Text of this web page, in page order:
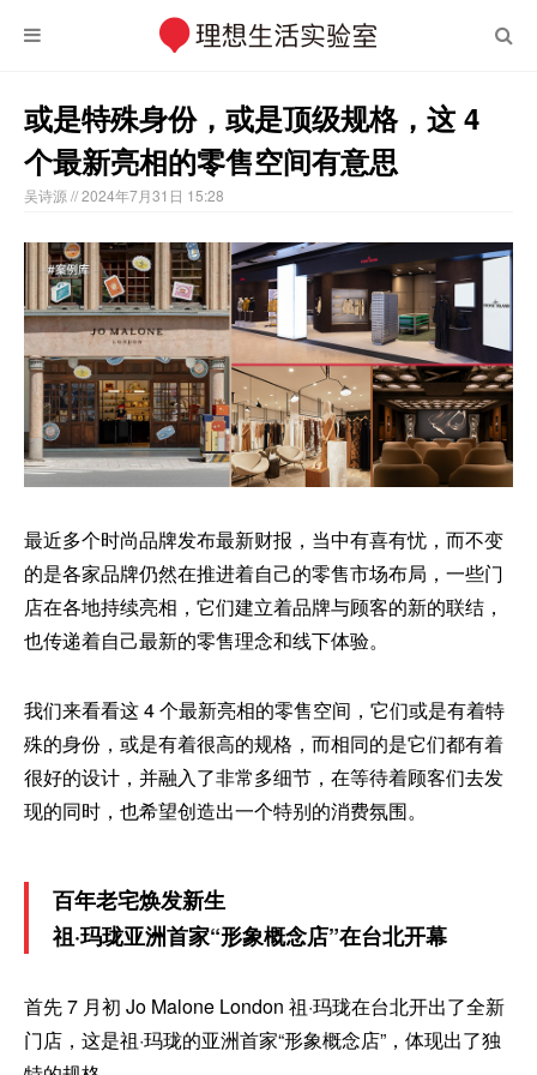
或是特殊身份，或是顶级规格，这 4
个最新亮相的零售空间有意思
吴诗源 // 2024年7月31日 15:28
最近多个时尚品牌发布最新财报，当中有喜有忧，而不变
的是各家品牌仍然在推进着自己的零售市场布局，一些门
店在各地持续亮相，它们建立着品牌与顾客的新的联结，
也传递着自己最新的零售理念和线下体验。
我们来看看这 4 个最新亮相的零售空间，它们或是有着特
殊的身份，或是有着很高的规格，而相同的是它们都有着
很好的设计，并融入了非常多细节，在等待着顾客们去发
现的同时，也希望创造出一个特别的消费氛围。
百年老宅焕发新生
祖·玛珑亚洲首家“形象概念店”在台北开幕
首先 7 月初 Jo Malone London 祖·玛珑在台北开出了全新
门店，这是祖·玛珑的亚洲首家“形象概念店”，体现出了独